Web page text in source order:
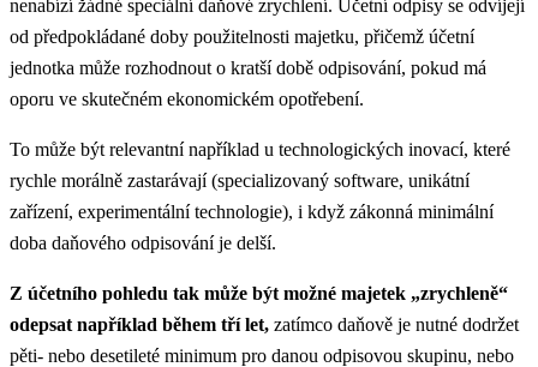
nenabízí žádné speciální daňové zrychlení. Účetní odpisy se odvíjejí
od předpokládané doby použitelnosti majetku, přičemž účetní
jednotka může rozhodnout o kratší době odpisování, pokud má
oporu ve skutečném ekonomickém opotřebení.
To může být relevantní například u technologických inovací, které
rychle morálně zastarávají (specializovaný software, unikátní
zařízení, experimentální technologie), i když zákonná minimální
doba daňového odpisování je delší.
Z účetního pohledu tak může být možné majetek „zrychleně“
odepsat například během tří let, zatímco daňově je nutné dodržet
pěti- nebo desetileté minimum pro danou odpisovou skupinu, nebo